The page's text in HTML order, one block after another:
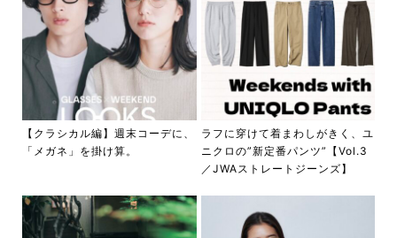
【クラシカル編】週末コーデに、
「メガネ」を掛け算。
ラフに穿けて着まわしがきく、ユ
ニクロの”新定番パンツ”【Vol.3
／JWAストレートジーンズ】